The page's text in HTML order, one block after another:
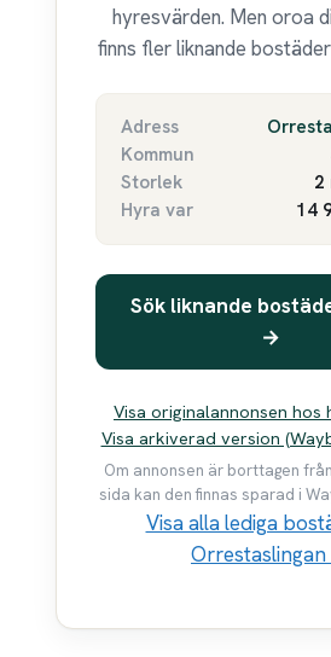
hyresvärden. Men oroa
finns fler liknande
Adress
Kommun
Storlek
2
Hyra var
14
Sök liknande
→
Visa originalannonsen hos
Visa arkiverad version
Om annonsen är borttagen
sida kan den finnas sparad i
Visa alla lediga